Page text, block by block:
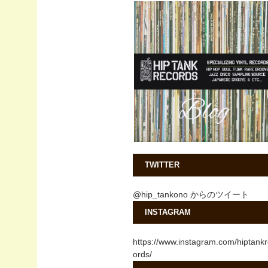
TWITTER
@hip_tankono からのツイート
INSTAGRAM
https://www.instagram.com/
ords/